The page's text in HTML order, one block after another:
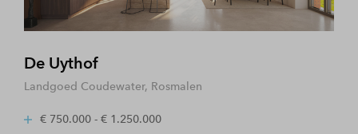
De Uythof
Landgoed Coudewater, Rosmalen
€ 750.000 - € 1.250.000